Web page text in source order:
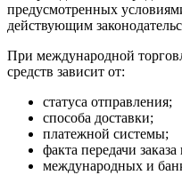
предусмотренных
действующим
При международной
средств зависит от:
статуса отправления;
способа доставки;
платежной системы;
факта передачи
международных и